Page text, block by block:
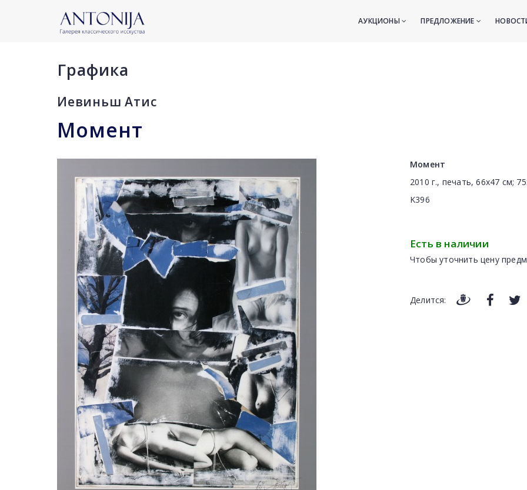
АУКЦИОНЫ ПРЕДЛОЖЕНИЕ
Графика
Иевиньш Атис
Момент
Момент
2010 г., печать, 66х47 см;
K396
Есть в наличии
Чтобы уточнить цену
Делится: